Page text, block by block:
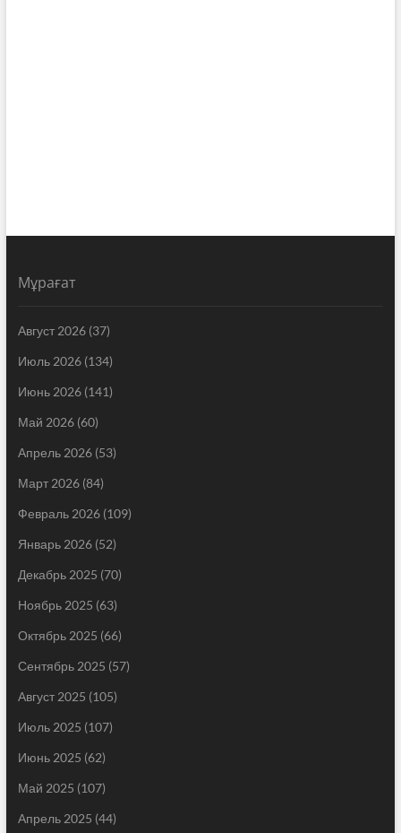
Мұрағат
Август 2026(37)
Июль 2026(134)
Июнь 2026(141)
Май 2026(60)
Апрель 2026(53)
Март 2026(84)
Февраль 2026(109)
Январь 2026(52)
Декабрь 2025 (70)
Ноябрь 2025 (63)
Октябрь 2025 (66)
Сентябрь 2025 (57)
Август 2025 (105)
Июль 2025 (107)
Июнь 2025 (62)
Май 2025 (107)
Апрель 2025 (44)